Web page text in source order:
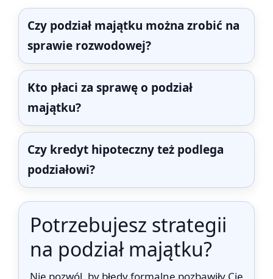
Czy podział majątku można zrobić na
sprawie rozwodowej?
Kto płaci za sprawę o podział
majątku?
Czy kredyt hipoteczny też podlega
podziałowi?
Potrzebujesz strategii
na podział majątku?